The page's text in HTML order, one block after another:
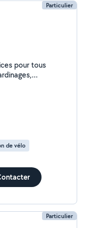
Particulier
pour tous
de vélo
Particulier